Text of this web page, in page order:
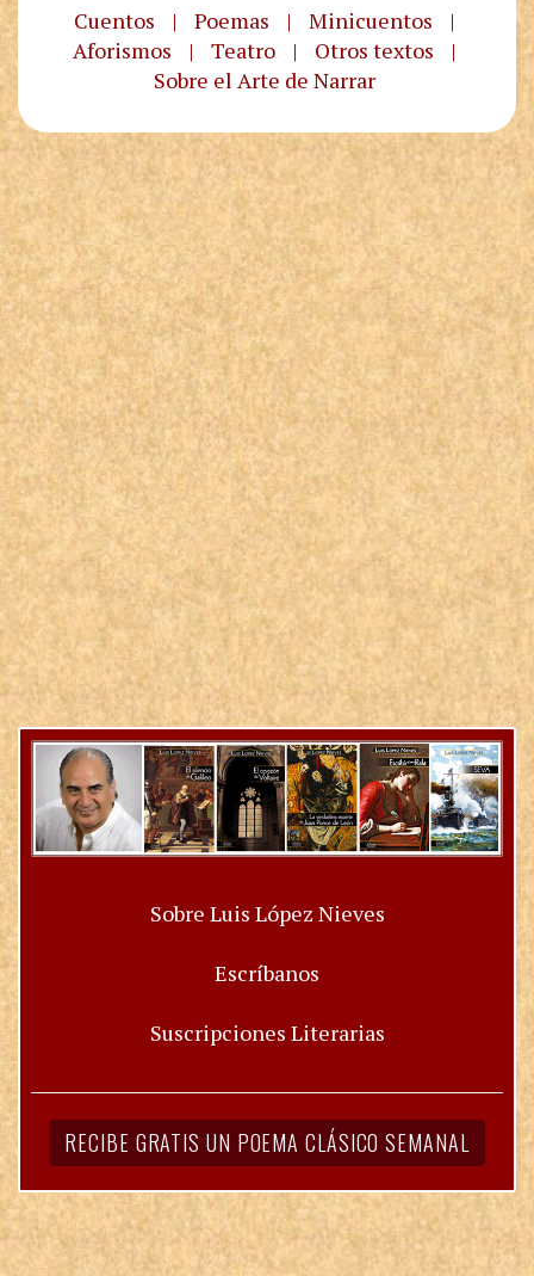
Cuentos | Poemas | Minicuentos
|
Aforismos
| Teatro | Otros textos
|
Sobre el Arte de Narrar
Sobre Luis López Nieves
Escríbanos
Suscripciones Literarias
RECIBE GRATIS UN POEMA CLÁSICO SEMANAL